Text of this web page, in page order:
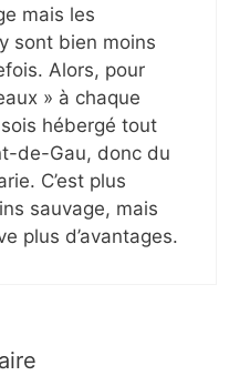
mais les
sont bien moins
Alors, pour
» à chaque
hébergé tout
de-Gau, donc du
C’est plus
sauvage, mais
plus d’avantages.